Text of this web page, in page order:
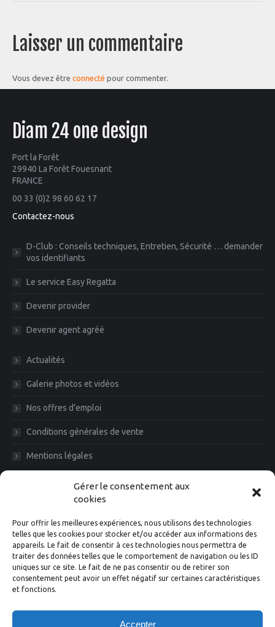
Gérer le consentement aux
cookies
Pour offrir les meilleures expériences, nous utilisons des technologies
telles que les cookies pour stocker et/ou accéder aux informations des
appareils. Le fait de consentir à ces technologies nous permettra de
traiter des données telles que le comportement de navigation ou les ID
uniques sur ce site. Le fait de ne pas consentir ou de retirer son
consentement peut avoir un effet négatif sur certaines caractéristiques
et fonctions.
Accepter
Laisser un commentaire
Vous devez être connecté pour commenter.
Diam 24 one design
Port la Forêt
29940 La Forêt Fouesnant
FRANCE
00 33 (0)2 98 60 62 17
Contactez-nous
D-Club : Conseils techniques, Entretien, Sécurité … demander
vos identifiants
Le service Easy Regatta
Devenir provider
Devenir agent agréé
Actualités
Galerie photos et vidéos
Nos offres d’emploi
Conditions générales de vente
Mentions légales
Diam News, Restons en contact